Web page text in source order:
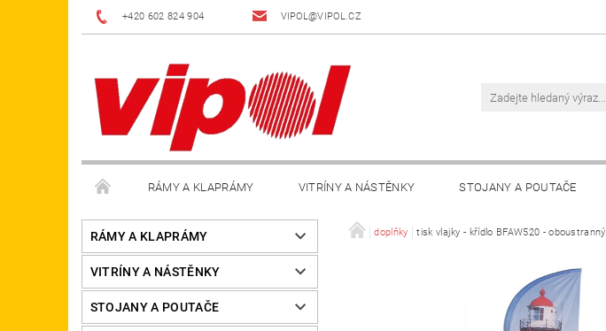
+420 602 824 904 VIPOL@VIPOL.CZ
RÁMY A KLAPRÁMY VITRÍNY A NÁSTĚNKY STOJANY A POUTAČE
DOPLŇKY OBCHODNÍ PODMÍNKY KONTAKTY
RÁMY A KLAPRÁMY
VITRÍNY A NÁSTĚNKY
STOJANY A POUTAČE
doplňky tisk vlajky - křídlo BFAW520 - oboustranný